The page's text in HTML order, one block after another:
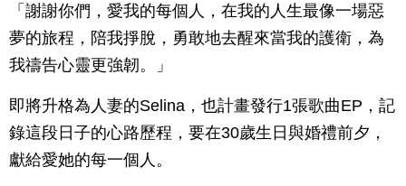
「謝謝你們，愛我的每個人，在我的人生最像一場惡
夢的旅程，陪我掙脫，勇敢地去醒來當我的護衛，為
我禱告心靈更強韌。」
即將升格為人妻的Selina，也計畫發行1張歌曲EP，記
錄這段日子的心路歷程，要在30歲生日與婚禮前夕，
獻給愛她的每一個人。